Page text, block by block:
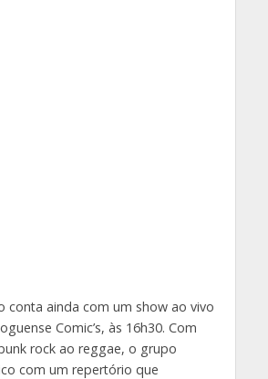
conta ainda com um show ao vivo
Comic’s, às 16h30. Com
rock ao reggae, o grupo
com um repertório que